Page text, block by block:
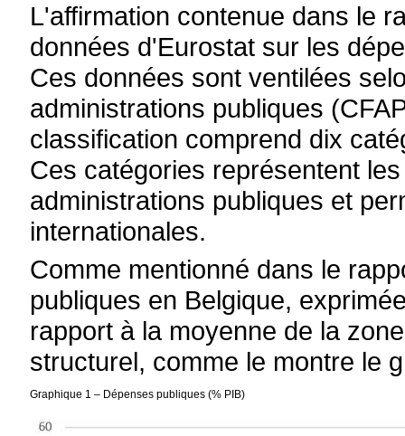
L'affirmation contenue dans le
données d'Eurostat sur les
Ces données sont ventilées
administrations publiques
classification comprend dix
Ces catégories représentent
administrations publiques et
internationales.
Comme mentionné dans le
publiques en Belgique,
rapport à la moyenne de la
structurel, comme le montre le
Graphique 1 – Dépenses publiques (% PIB)